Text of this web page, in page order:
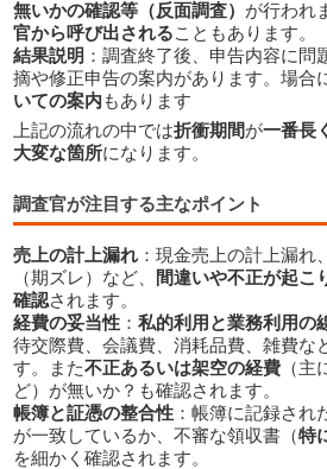
無いかの確認等（反面調査） が行われ
官から呼び出されることもあります。
結果説明 ：調査終了後、申告内容に問
摘や修正申告の案内があります。場合
いての案内 もあります
上記の流れの中では折衝期間が一番長
大変な箇所になります。
調査官が注目する主なポイント
売上の計上漏れ ：現金売上の計上漏れ
（期ズレ）など、
間違いや不正が起こ
確認されます。
経費の妥当性 ：私的利用と業務利用の
待交際費、会議費、消耗品費、雑費な
す。また不正あるいは架空の経費 （
ど）が無いか？も確認されます。
帳簿と証憑の整合性 ：帳簿に記録され
が一致しているか、不審な領収書（特
を細かく確認されます。